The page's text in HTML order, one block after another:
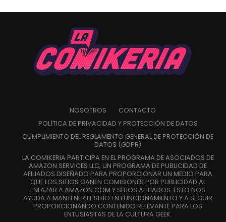
NOSOTROS
CONTACTO
POLÍTICA DE PRIVACIDAD Y PROTECCIÓN DE DATOS
CUMPLIMIENTO DEL REGLAMENTO GENERAL DE PROTECCIÓN DE
DATOS (GDPR)
LA COMIKERIA PARTICIPA EN EL PROGRAMA DE ASOCIADOS DE
AMAZON SERVICES LLC, UN PROGRAMA DE PUBLICIDAD DE
AFILIADOS DISEÑADO PARA PROPORCIONAR UN MEDIO PARA
QUE LOS SITIOS GANEN COMISIONES POR PUBLICIDAD AL
ENLAZAR A AMAZON.COM Y SITIOS AFILIADOS. ESTO NOS
AYUDA A MANTENER EL SITIO EN FUNCIONAMIENTO Y A SEGUIR
PROPORCIONANDO CONTENIDO RELEVANTE PARA LOS
ENTUSIASTAS DE LA CULTURA GEEK.